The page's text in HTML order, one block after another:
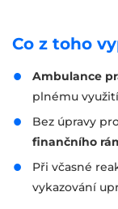
Co z toho
Ambulance
plnému
Bez úpravy
finančního
Při včasné
vykazování